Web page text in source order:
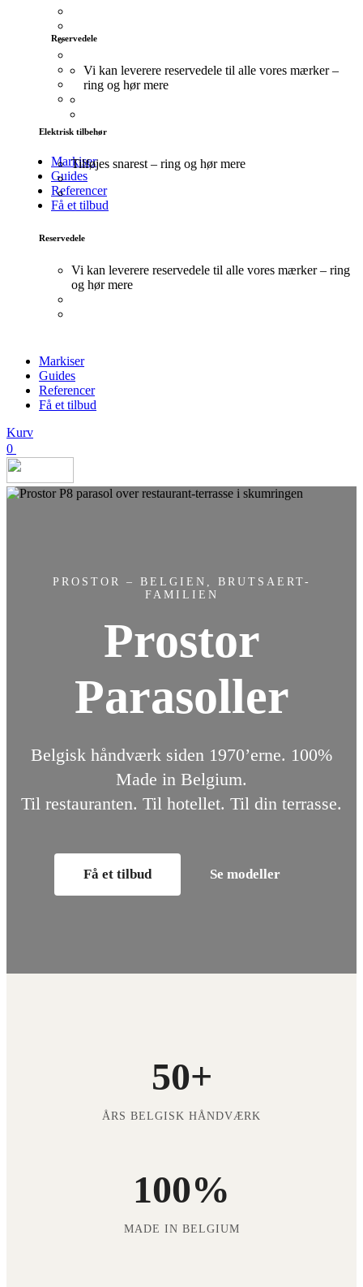
Reservedele
Vi kan leverere reservedele til alle vores mærker –
ring og hør mere
Markiser
Guides
Referencer
Få et tilbud
Elektrisk tilbehør
Tilføjes snarest – ring og hør mere
Reservedele
Vi kan leverere reservedele til alle vores mærker – ring
og hør mere
Markiser
Guides
Referencer
Få et tilbud
Kurv
0
PROSTOR – BELGIEN, BRUTSAERT-
FAMILIEN
Prostor
Parasoller
Belgisk håndværk siden 1970’erne. 100%
Made in Belgium.
Til restauranten. Til hotellet. Til din terrasse.
Få et tilbud Se modeller
50+
ÅRS BELGISK HÅNDVÆRK
100%
MADE IN BELGIUM